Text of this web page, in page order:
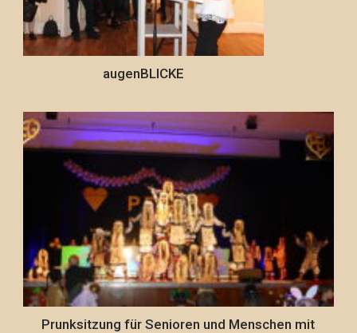
augenBLICKE
Prunksitzung für Senioren und Menschen mit